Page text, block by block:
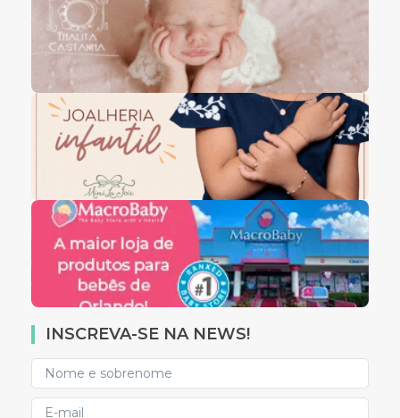
INSCREVA-SE NA NEWS!